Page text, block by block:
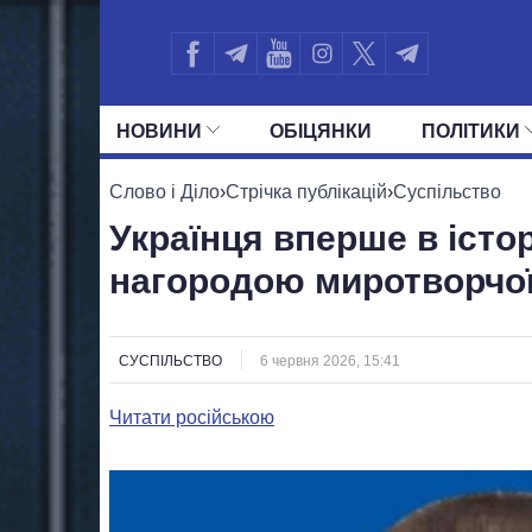
НОВИНИ ОБIЦЯНКИ ПОЛIТИКИ
УСІ ПОЛІТИКИ ПРЕЗИДЕНТ І ОФІС
Слово і Діло›Стрічка публікацій›Суспільство
Українця вперше в
нагородою
СУСПІЛЬСТВО 6 червня 2026, 15:41
Читати російською